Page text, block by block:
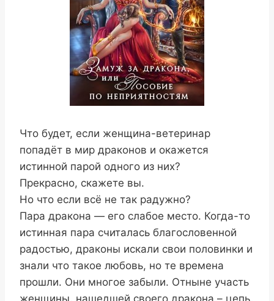
Что будет, если женщина-ветеринар
попадёт в мир драконов и окажется
истинной парой одного из них?
Прекрасно, скажете вы.
Но что если всё не так радужно?
Пара дракона — его слабое место. Когда-то
истинная пара считалась благословенной
радостью, драконы искали свои половинки и
знали что такое любовь, но те времена
прошли. Они многое забыли. Отныне участь
женщины, нашедшей своего дракона – цепь,